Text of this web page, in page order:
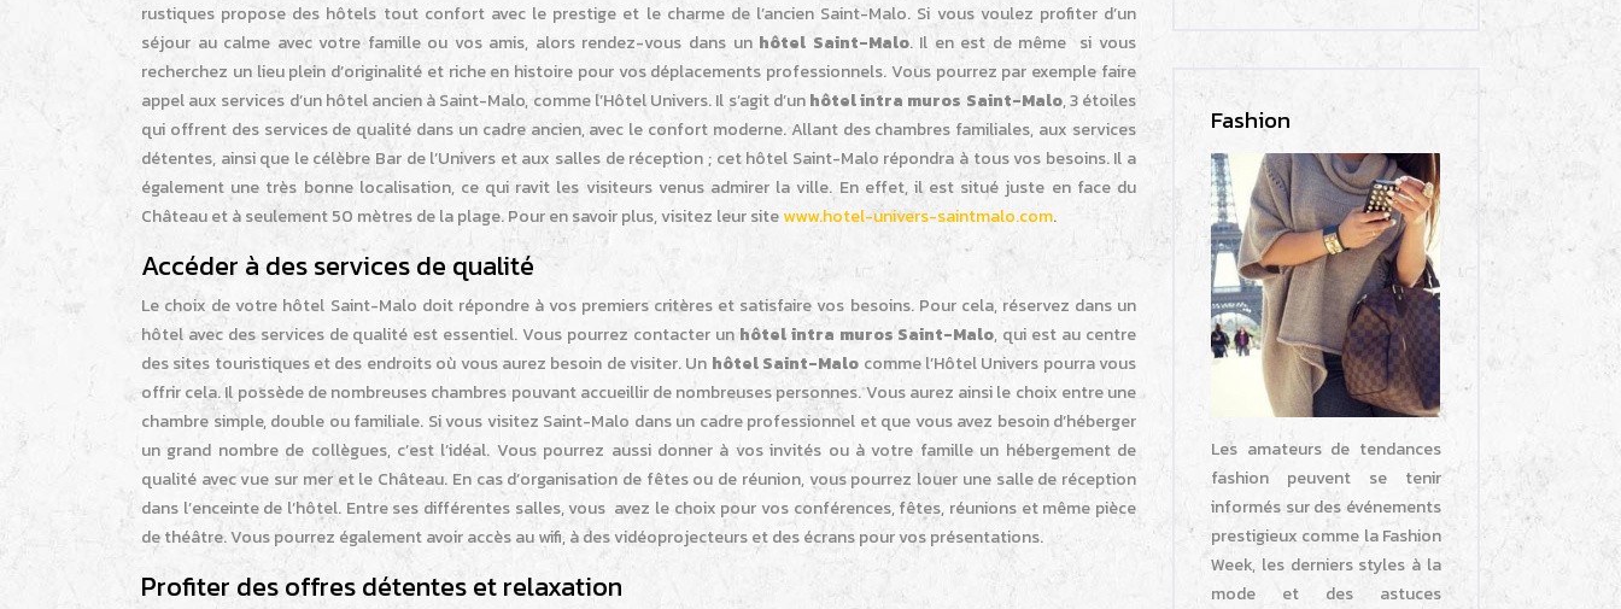
rustiques propose des hôtels tout confort avec le prestige et le charme de l’ancien Saint-Malo. Si vous voulez profiter d’un
séjour au calme avec votre famille ou vos amis, alors rendez-vous dans un hôtel Saint-Malo. Il en est de même si vous
recherchez un lieu plein d’originalité et riche en histoire pour vos déplacements professionnels. Vous pourrez par exemple faire
appel aux services d’un hôtel ancien à Saint-Malo, comme l’Hôtel Univers. Il s’agit d’unhôtel intra muros Saint-Malo, 3 étoiles
qui offrent des services de qualité dans un cadre ancien, avec le confort moderne. Allant des chambres familiales, aux services
détentes, ainsi que le célèbre Bar de l’Univers et aux salles de réception ; cet hôtel Saint-Malo répondra à tous vos besoins. Il a
également une très bonne localisation, ce qui ravit les visiteurs venus admirer la ville. En effet, il est situé juste en face du
Château et à seulement 50 mètres de la plage. Pour en savoir plus, visitez leur sitewww.hotel-univers-saintmalo.com.
Accéder à des services de qualité
Le choix de votre hôtel Saint-Malo doit répondre à vos premiers critères et satisfaire vos besoins. Pour cela, réservez dans un
hôtel avec des services de qualité est essentiel. Vous pourrez contacter un hôtel intra muros Saint-Malo, qui est au centre
des sites touristiques et des endroits où vous aurez besoin de visiter. Un hôtel Saint-Malo comme l’Hôtel Univers pourra vous
offrir cela. Il possède de nombreuses chambres pouvant accueillir de nombreuses personnes. Vous aurez ainsi le choix entre une
chambre simple, double ou familiale. Si vous visitez Saint-Malo dans un cadre professionnel et que vous avez besoin d’héberger
un grand nombre de collègues, c’est l’idéal. Vous pourrez aussi donner à vos invités ou à votre famille un hébergement de
qualité avec vue sur mer et le Château. En cas d’organisation de fêtes ou de réunion, vous pourrez louer une salle de réception
dans l’enceinte de l’hôtel. Entre ses différentes salles, vous avez le choix pour vos conférences, fêtes, réunions et même pièce
de théâtre. Vous pourrez également avoir accès au wifi, à des vidéoprojecteurs et des écrans pour vos présentations.
Profiter des offres détentes et relaxation
Fashion
Les amateurs de tendances
fashion peuvent se tenir
informés sur des événements
prestigieux comme la Fashion
Week, les derniers styles à la
mode et des astuces